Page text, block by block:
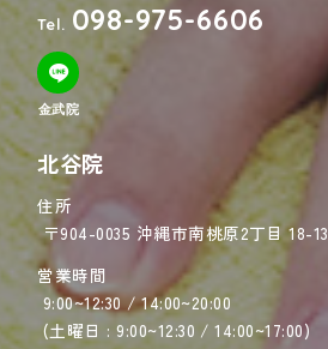
Tel. 098-975-6606
金武院
北谷院
住所
〒904-0035 沖縄市南桃原2丁目 18-13
営業時間
9:00~12:30 / 14:00~20:00
(土曜日 : 9:00~12:30 / 14:00~17:00)